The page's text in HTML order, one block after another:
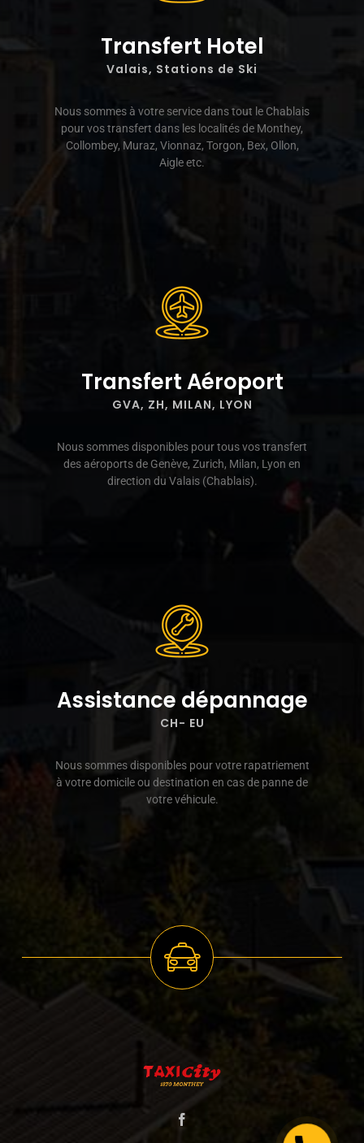
Transfert Hotel
Valais, Stations de Ski
Nous sommes à votre service dans tout le Chablais
pour vos transfert dans les localités de Monthey,
Collombey, Muraz, Vionnaz, Torgon, Bex, Ollon,
Aigle etc.
Transfert Aéroport
GVA, ZH, MILAN, LYON
Nous sommes disponibles pour tous vos transfert
des aéroports de Genève, Zurich, Milan, Lyon en
direction du Valais (Chablais).
Assistance dépannage
CH- EU
Nous sommes disponibles pour votre rapatriement
à votre domicile ou destination en cas de panne de
votre véhicule.